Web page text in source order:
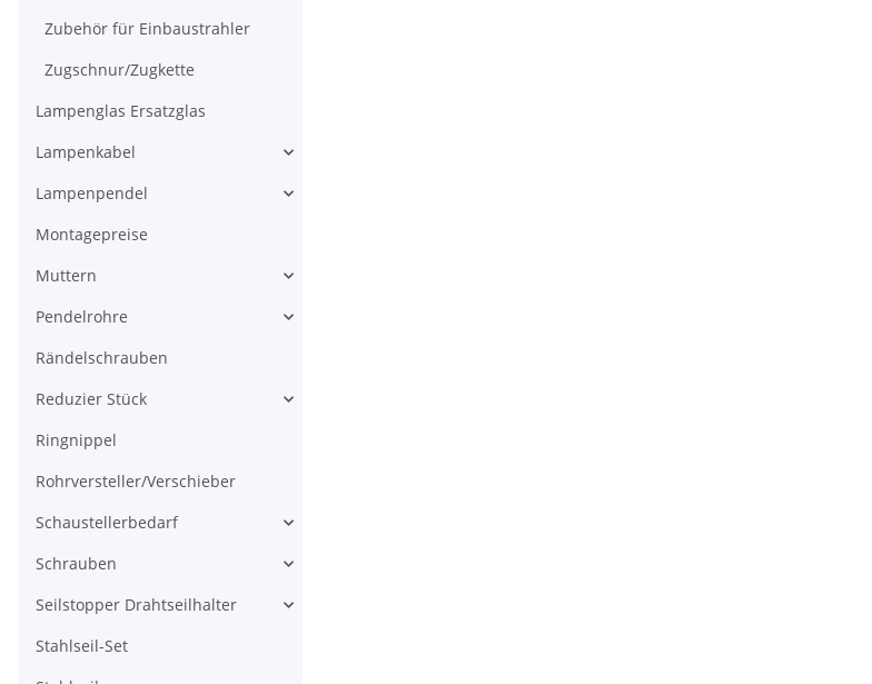
Zubehör für Einbaustrahler
Zugschnur/Zugkette
Lampenglas Ersatzglas
Lampenkabel
Lampenpendel
Montagepreise
Muttern
Pendelrohre
Rändelschrauben
Reduzier Stück
Ringnippel
Rohrversteller/Verschieber
Schaustellerbedarf
Schrauben
Seilstopper Drahtseilhalter
Stahlseil-Set